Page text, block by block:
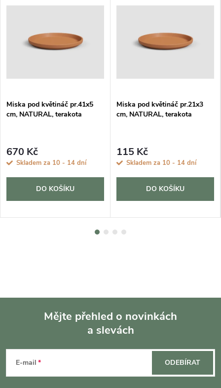
Miska pod květináč pr.41x5
cm, NATURAL, terakota
670 Kč
Skladem za 10 - 14 dní
DO KOŠÍKU
Miska pod květináč pr.21x3
cm, NATURAL, terakota
115 Kč
Skladem za 10 - 14 dní
DO KOŠÍKU
Mějte přehled o novinkách
a slevách
E-mail ODEBÍRAT